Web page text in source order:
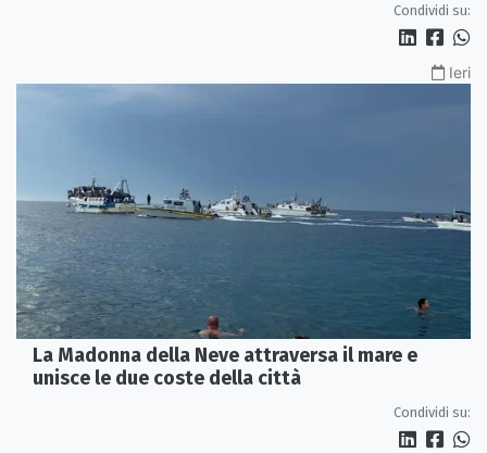
Condividi su:
Ieri
La Madonna della Neve attraversa il mare e
unisce le due coste della città
Condividi su: